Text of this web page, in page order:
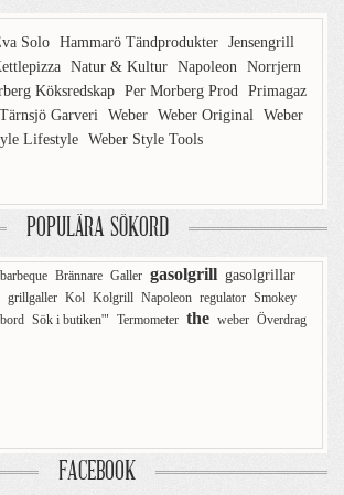
Solo Hammarö Tändprodukter Jensengrill
Natur & Kultur Napoleon Norrjern
Köksredskap Per Morberg Prod Primagaz
Tärnsjö Garveri Weber Weber Original Weber
Lifestyle Weber Style Tools
POPULÄRA SÖKORD
Brännare Galler gasolgrill gasolgrillar
grillgaller Kol Kolgrill Napoleon regulator Smokey
Sök i butiken'" Termometer the weber Överdrag
FACEBOOK